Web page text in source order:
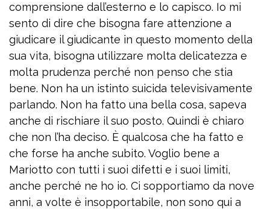
comprensione dall’esterno e lo capisco. Io mi
sento di dire che bisogna fare attenzione a
giudicare il giudicante in questo momento della
sua vita, bisogna utilizzare molta delicatezza e
molta prudenza perché non penso che stia
bene. Non ha un istinto suicida televisivamente
parlando. Non ha fatto una bella cosa, sapeva
anche di rischiare il suo posto. Quindi è chiaro
che non l’ha deciso. È qualcosa che ha fatto e
che forse ha anche subito. Voglio bene a
Mariotto con tutti i suoi difetti e i suoi limiti,
anche perché ne ho io. Ci sopportiamo da nove
anni, a volte è insopportabile, non sono qui a